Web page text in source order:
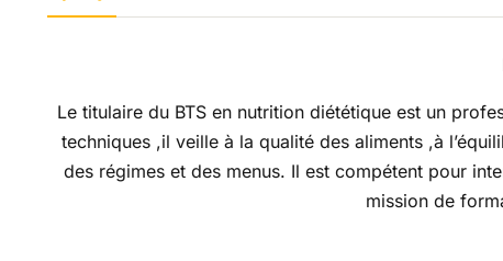
Le titulaire du BTS en nutrition diététique est un
techniques ,il veille à la qualité des aliments ,à
des régimes et des menus. Il est compétent pour
mission de